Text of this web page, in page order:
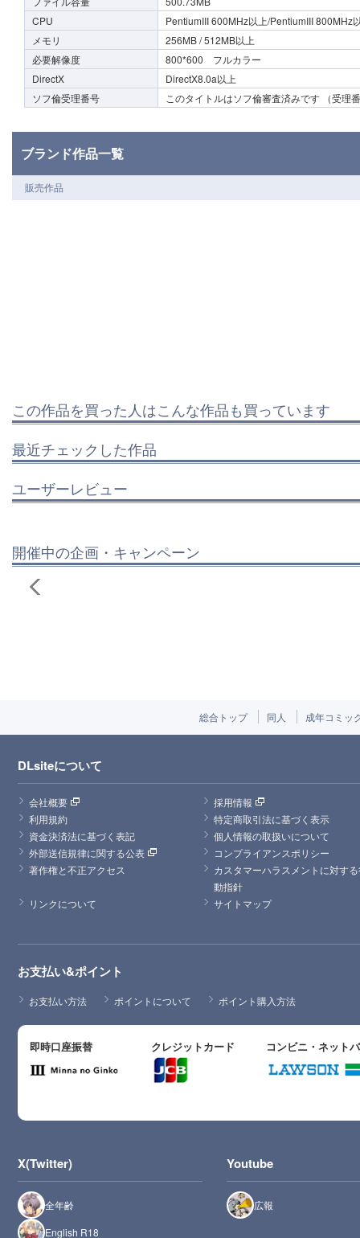
CPU
PentiumIII 600MHz以上/PentiumIII 800MHz
メモリ
256MB / 512MB以上
必要解像度
800*600 フルカラー
DirectX
DirectX8.0a以上
ソフ倫受理番号
このタイトルはソフ倫審査済みです （受理
ブランド作品一覧
販売作品
この作品を買った人はこんな作品も買っています
最近チェックした作品
ユーザーレビュー
開催中の企画・キャンペーン
総合トップ 同人 成年コミッ
DLsiteについて
会社概要
採用情報
利用規約
特定商取引法に基づく表示
資金決済法に基づく表記
個人情報の取扱いについて
外部送信規律に関する公表
コンプライアンスポリシー
著作権と不正アクセス
カスタマーハラスメントに対す
動指針
リンクについて
サイトマップ
お支払い&ポイント
お支払い方法 ポイントについて ポイント購入方法
即時口座振替 クレジットカード コンビニ・ネット
X(Twitter)
全年齢
English R18
Youtube
広報